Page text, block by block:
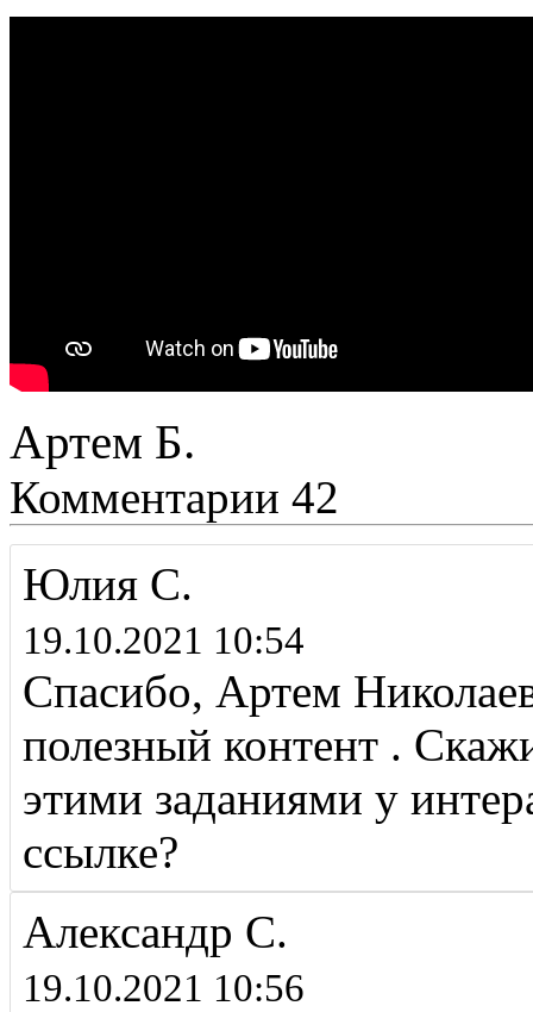
Артем Б.
Комментарии 42
Юлия С.
19.10.2021 10:54
Спасибо, Артем
полезный контент .
этими заданиями у
ссылке?
Александр С.
19.10.2021 10:56